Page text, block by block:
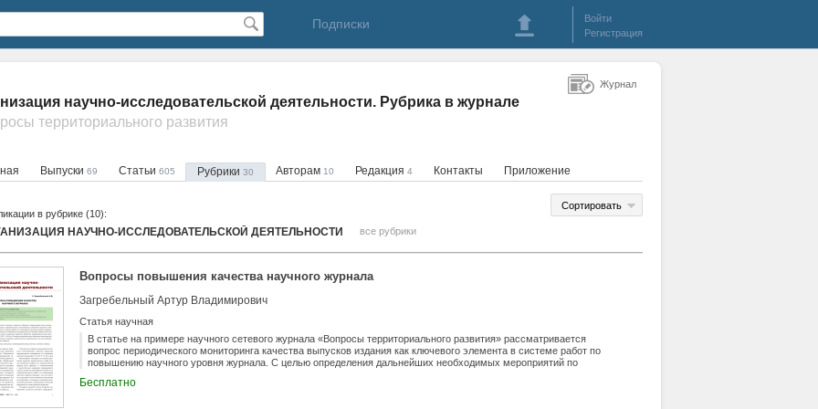
Подписки
Войти
Регистрация
научно-исследовательской деятельности. Рубрика в журнале
территориального развития
Выпуски 69 Статьи 605 Рубрики 30 Авторам 10 Редакция 4 Контакты Приложение
Сортировать
в рубрике (10):
НАУЧНО-ИССЛЕДОВАТЕЛЬСКОЙ ДЕЯТЕЛЬНОСТИ все рубрики
Вопросы повышения качества научного журнала
Загребельный Артур Владимирович
Статья научная
В статье на примере научного сетевого журнала «Вопросы территориального развития» рассматривается
вопрос периодического мониторинга качества выпусков издания как ключевого элемента в системе работ по
повышению научного уровня журнала. С целью определения дальнейших необходимых мероприятий по
развития» за февраль - июль 2013 - 2014 гг. В статье представлена динамика показателей развития журнала за
Бесплатно
Журнал